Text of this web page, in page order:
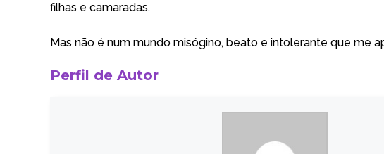
filhas e camaradas.
Mas não é num mundo misógino, beato e intolerante que me
Perfil de Autor